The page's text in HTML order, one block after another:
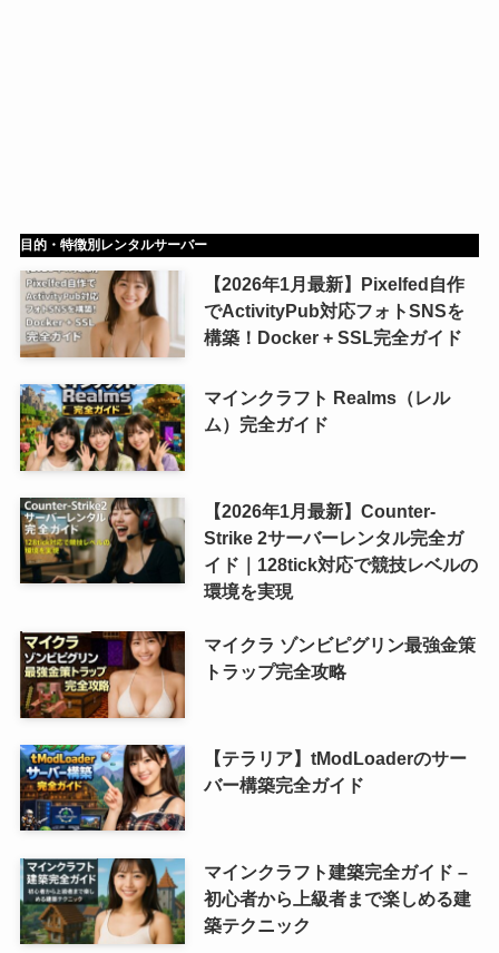
目的・特徴別レンタルサーバー
【2026年1月最新】Pixelfed自作
でActivityPub対応フォトSNSを
構築！Docker + SSL完全ガイド
マインクラフト Realms（レル
ム）完全ガイド
【2026年1月最新】Counter-
Strike 2サーバーレンタル完全ガ
イド｜128tick対応で競技レベルの
環境を実現
マイクラ ゾンビピグリン最強金策
トラップ完全攻略
【テラリア】tModLoaderのサー
バー構築完全ガイド
マインクラフト建築完全ガイド –
初心者から上級者まで楽しめる建
築テクニック